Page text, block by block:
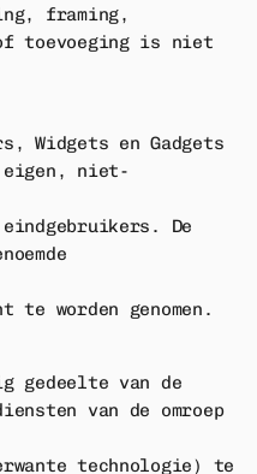
framing,
toevoeging is niet
Widgets en Gadgets
eigen, niet-
De
te worden genomen.
gedeelte van de
van de omroep
technologie) te